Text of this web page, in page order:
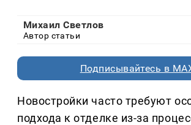
Михаил Светлов
Автор статьи
Подписывайтесь в
Новостройки часто требуют
подхода к отделке из-за